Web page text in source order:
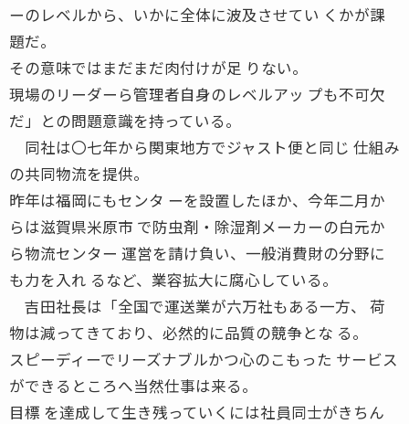
ーのレベルから、いかに全体に波及させてい くかが課
題だ。
その意味ではまだまだ肉付けが足 りない。
現場のリーダーら管理者自身のレベルアッ プも不可欠
だ」との問題意識を持っている。
同社は〇七年から関東地方でジャスト便と同じ 仕組み
の共同物流を提供。
昨年は福岡にもセンタ ーを設置したほか、今年二月か
らは滋賀県米原市 で防虫剤・除湿剤メーカーの白元か
ら物流センター 運営を請け負い、一般消費財の分野に
も力を入れ るなど、業容拡大に腐心している。
吉田社長は「全国で運送業が六万社もある一方、 荷
物は減ってきており、必然的に品質の競争とな る。
スピーディーでリーズナブルかつ心のこもった サービス
ができるところへ当然仕事は来る。
目標 を達成して生き残っていくには社員同士がきちん